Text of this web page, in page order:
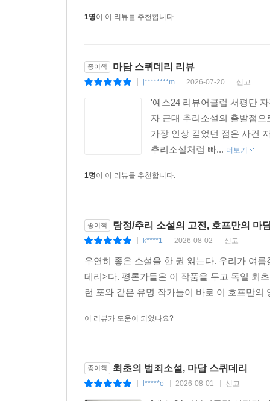
1명이 이 리뷰를 추천합니다.
종이책 마담 스퀴데리 리뷰
j********m 2026-07-20 신고
'예스24 리뷰어클럽 서평단
자 근대 추리소설의 출발점
가장 인상 깊었던 점은 사건
추리소설처럼 빠... 더보기
1명이 이 리뷰를 추천합니다.
종이책 탐정/추리 소설의 고전, 호프만의 마
k****1 2026-08-02 신고
우연히 좋은 소설을 한 권 읽는다. 우리가 여
데리>다. 평론가들은 이 작품을 두고 독일 최
런 포와 같은 유명 작가들이 바로 이 호프만
이 리뷰가 도움이 되었나요?
종이책 최초의 범죄소설, 마담 스퀴데리
l*****o 2026-08-01 신고